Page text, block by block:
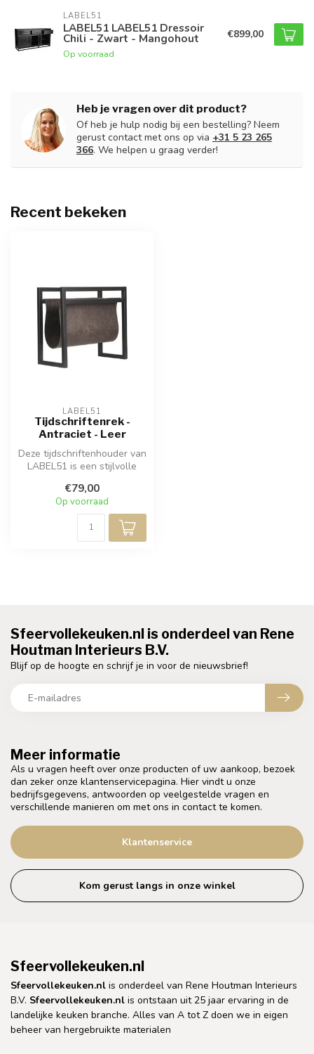
LABEL51
LABEL51 LABEL51 Dressoir
Chili - Zwart - Mangohout
Op voorraad
€899,00
Heb je vragen over dit product?
Of heb je hulp nodig bij een bestelling? Neem
gerust contact met ons op via +31 5 23 265
366. We helpen u graag verder!
Recent bekeken
LABEL51
Tijdschriftenrek -
Antraciet - Leer
Deze tijdschriftenhouder van
LABEL51 is een stijlvolle
€79,00
Op voorraad
Meer informatie
Als u vragen heeft over onze producten of uw aankoop, bezoek
dan zeker onze klantenservicepagina. Hier vindt u onze
bedrijfsgegevens, antwoorden op veelgestelde vragen en
verschillende manieren om met ons in contact te komen.
Klantenservice
Kom gerust langs in onze winkel
Sfeervollekeuken.nl is onderdeel van Rene
Houtman Interieurs B.V.
Blijf op de hoogte en schrijf je in voor de nieuwsbrief!
Sfeervollekeuken.nl
Sfeervollekeuken.nl is onderdeel van Rene Houtman Interieurs
B.V. Sfeervollekeuken.nl is ontstaan uit 25 jaar ervaring in de
landelijke keuken branche. Alles van A tot Z doen we in eigen
beheer van hergebruikte materialen